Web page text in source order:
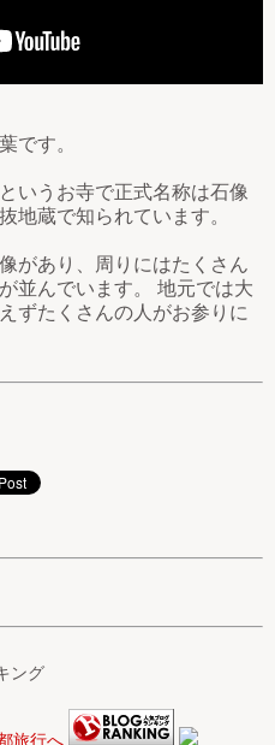
です。
いうお寺で正式名称は石像
地蔵で知られています。
があり、周りにはたくさん
並んでいます。 地元では大
ずたくさんの人がお参りに
ング